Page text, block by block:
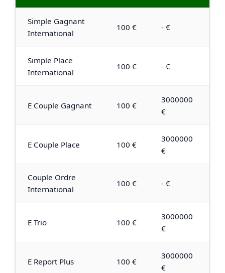
Simple Gagnant
International
100 € - €
Simple Place
International
100 € - €
E Couple Gagnant 100 €
3000000
€
E Couple Place 100 €
3000000
€
Couple Ordre
International
100 € - €
E Trio 100 €
3000000
€
E Report Plus 100 €
3000000
€